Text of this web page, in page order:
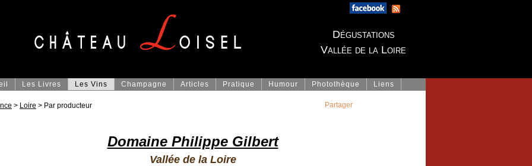
Dégustations
Vallée de la Loire
Les Livres Les Vins Champagne Articles Pratique Humour Photothèque Liens
> Loire > Par producteur
Domaine Philippe Gilbert
Vallée de la Loire
Partager